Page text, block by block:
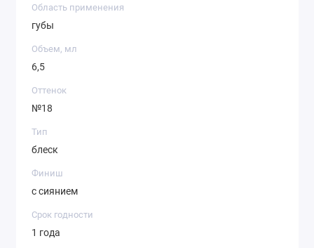
Область применения
губы
Объем, мл
6,5
Оттенок
№18
Тип
блеск
Финиш
с сиянием
Срок годности
1 года